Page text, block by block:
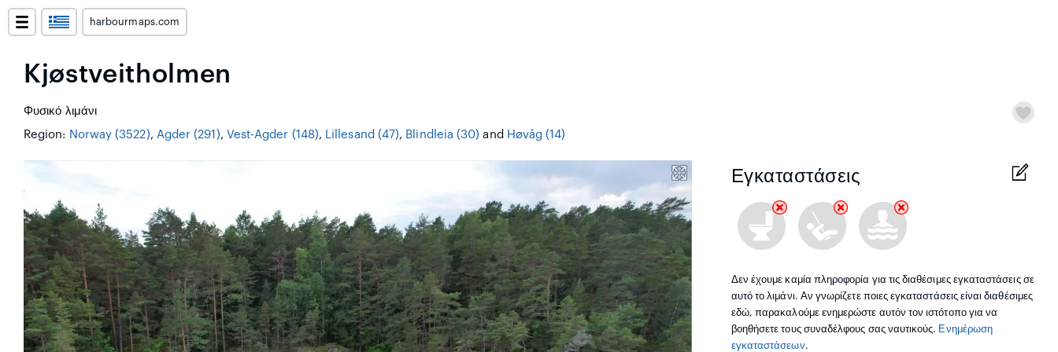
harbourmaps.com
Kjøstveitholmen
Φυσικό λιμάνι
Region: Norway (3522), Agder (291), Vest-Agder (148), Lillesand (47), Blindleia (30) and Høvåg (14)
Εγκαταστάσεις
Δεν έχουμε καμία πληροφορία για τις διαθέσιμες εγκαταστάσεις σε
αυτό το λιμάνι. Αν γνωρίζετε ποιες εγκαταστάσεις είναι διαθέσιμες
εδώ, παρακαλούμε ενημερώστε αυτόν τον ιστότοπο για να
βοηθήσετε τους συναδέλφους σας ναυτικούς. Ενημέρωση
εγκαταστάσεων.